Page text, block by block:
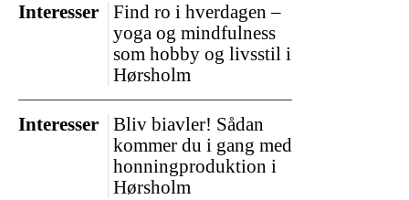
Find ro i hverdagen –
yoga og mindfulness
som hobby og livsstil i
Hørsholm
Interesser
Bliv biavler! Sådan
kommer du i gang med
honningproduktion i
Hørsholm
Interesser